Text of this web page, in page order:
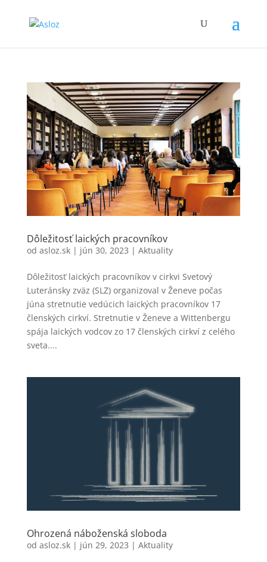
Dôležitosť laických pracovníkov
od asloz.sk| jún 30, 2023 | Aktuality
Dôležitosť laických pracovníkov v cirkvi Svetový
Luteránsky zväz (SLZ) organizoval v Ženeve počas
júna stretnutie vedúcich laických pracovníkov 17
členských cirkví. Stretnutie v Ženeve a Wittenbergu
spája laických vodcov zo 17 členských cirkví z celého
sveta....
Ohrozená náboženská sloboda
od asloz.sk| jún 29, 2023 | Aktuality